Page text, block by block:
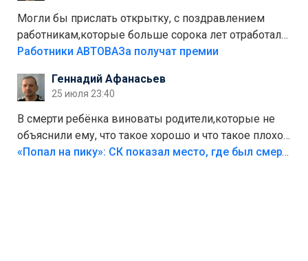
Могли бы прислать открытку, с поздравлением
работникам,которые больше сорока лет отработали
на предприятии.
Работники АВТОВАЗа получат премии
Геннадий Афанасьев
25 июля 23:40
В смерти ребёнка виноваты родители,которые не
объяснили ему, что такое хорошо и что такое плохо!
Лезть через такой забор,верх безумия,есть же
«Попал на пику»: СК показал место, где был смертельно травмирован ребенок в Тольятти